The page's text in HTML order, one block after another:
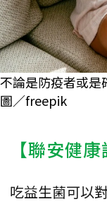
不論是防疫者或是
圖／freepik
【聯安健
吃益生菌可以